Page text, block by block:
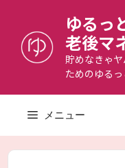
へ
ゆるっ
老後マ
貯めなきゃ
ためのゆる
メニュー